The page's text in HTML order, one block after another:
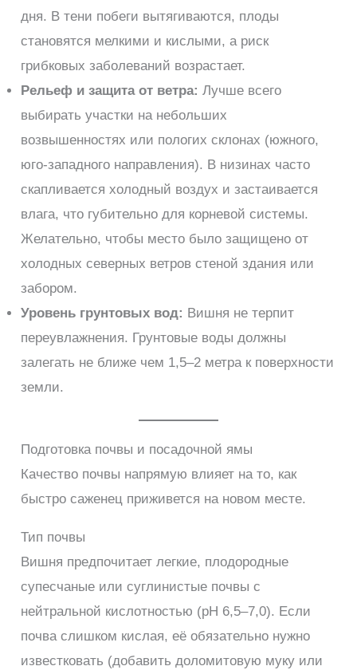
дня. В тени побеги вытягиваются, плоды
становятся мелкими и кислыми, а риск
грибковых заболеваний возрастает.
Рельеф и защита от ветра: Лучше всего
выбирать участки на небольших
возвышенностях или пологих склонах (южного,
юго-западного направления). В низинах часто
скапливается холодный воздух и застаивается
влага, что губительно для корневой системы.
Желательно, чтобы место было защищено от
холодных северных ветров стеной здания или
забором.
Уровень грунтовых вод: Вишня не терпит
переувлажнения. Грунтовые воды должны
залегать не ближе чем 1,5–2 метра к поверхности
земли.
Подготовка почвы и посадочной ямы
Качество почвы напрямую влияет на то, как
быстро саженец приживется на новом месте.
Тип почвы
Вишня предпочитает легкие, плодородные
супесчаные или суглинистые почвы с
нейтральной кислотностью (pH 6,5–7,0). Если
почва слишком кислая, её обязательно нужно
известковать (добавить доломитовую муку или